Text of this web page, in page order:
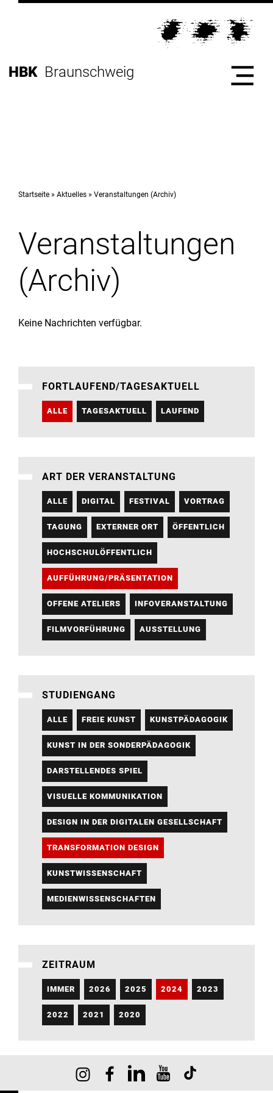
Inhalt
zur
Direkt
HBK Braunschweig
Hochschule
Studium
Institute
Forschung
Aktuelles
Startseite Aktuelles Veranstaltungen (Archiv)
Veranstaltungen
(Archiv)
Keine Nachrichten verfügbar.
FORTLAUFEND/TAGESAKTUELL
ALLE TAGESAKTUELL LAUFEND
ART DER VERANSTALTUNG
ALLE DIGITAL FESTIVAL VORTRAG
TAGUNG EXTERNER ORT ÖFFENTLICH
HOCHSCHULÖFFENTLICH
AUFFÜHRUNG/PRÄSENTATION
OFFENE ATELIERS INFOVERANSTALTUNG
FILMVORFÜHRUNG AUSSTELLUNG
STUDIENGANG
ALLE FREIE KUNST KUNSTPÄDAGOGIK
KUNST IN DER SONDERPÄDAGOGIK
DARSTELLENDES SPIEL
VISUELLE KOMMUNIKATION
DESIGN IN DER DIGITALEN GESELLSCHAFT
TRANSFORMATION DESIGN
KUNSTWISSENSCHAFT
MEDIENWISSENSCHAFTEN
ZEITRAUM
IMMER 2026 2025 2024 2023
2022 2021 2020